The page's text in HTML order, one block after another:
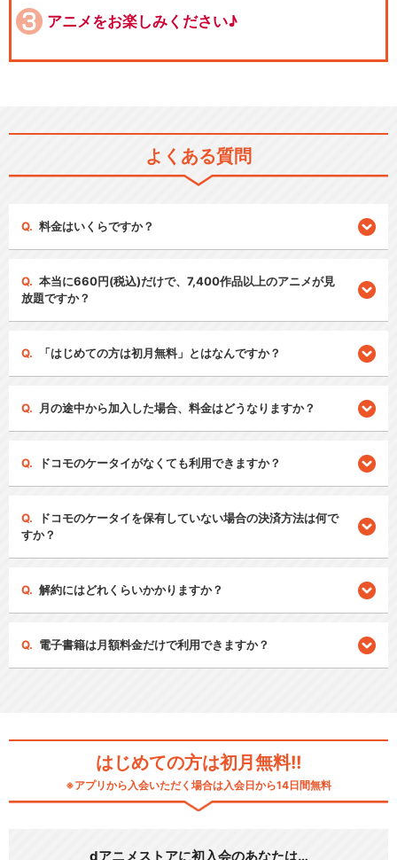
アニメをお楽しみください♪
よくある質問
料金はいくらですか？
本当に660円(税込)だけで、7,400作品以上のアニメが見
放題ですか？
「はじめての方は初月無料」とはなんですか？
月の途中から加入した場合、料金はどうなりますか？
ドコモのケータイがなくても利用できますか？
ドコモのケータイを保有していない場合の決済方法は何で
すか？
解約にはどれくらいかかりますか？
電子書籍は月額料金だけで利用できますか？
はじめての方は初月無料!!
※アプリから入会いただく場合は入会日から14日間無料
dアニメストアに初入会のあなたは…